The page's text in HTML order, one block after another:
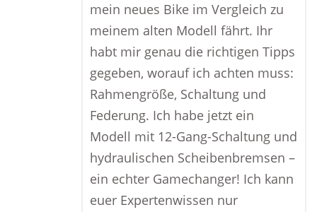
mein neues Bike im Vergleich zu
meinem alten Modell fährt. Ihr
habt mir genau die richtigen Tipps
gegeben, worauf ich achten muss:
Rahmengröße, Schaltung und
Federung. Ich habe jetzt ein
Modell mit 12-Gang-Schaltung und
hydraulischen Scheibenbremsen –
ein echter Gamechanger! Ich kann
euer Expertenwissen nur